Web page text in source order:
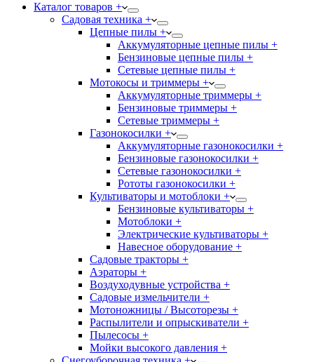
Каталог товаров +
Садовая техника +
Цепные пилы +
Аккумуляторные цепные пилы +
Бензиновые цепные пилы +
Сетевые цепные пилы +
Мотокосы и триммеры +
Аккумуляторные триммеры +
Бензиновые триммеры +
Сетевые триммеры +
Газонокосилки +
Аккумуляторные газонокосилки +
Бензиновые газонокосилки +
Сетевые газонокосилки +
Рототы газонокосилки +
Культиваторы и мотоблоки +
Бензиновые культиваторы +
Мотоблоки +
Электрические культиваторы +
Навесное оборудование +
Садовые тракторы +
Аэраторы +
Воздуходувные устройства +
Садовые измельчители +
Мотоножницы / Высоторезы +
Распылители и опрыскиватели +
Пылесосы +
Мойки высокого давления +